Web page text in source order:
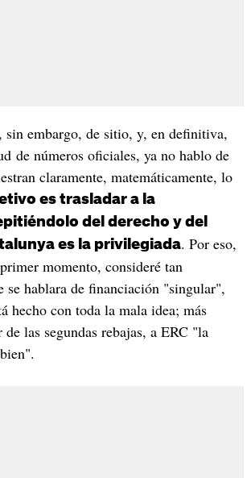
sin embargo, de sitio, y, en definitiva,
de números oficiales, ya no hablo de
claramente, matemáticamente, lo
es trasladar a la
del derecho y del
es la privilegiada. Por eso,
momento, consideré tan
se hablara de financiación "singular",
hecho con toda la mala idea; más
las segundas rebajas, a ERC "la